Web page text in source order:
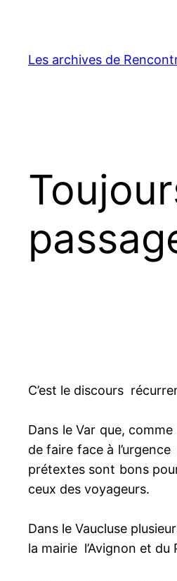
contenu
Les archives de
C’est le discours
Dans le Var que,
de faire face à
prétextes sont bons
ceux des voyageurs.
Dans le Vaucluse
la mairie l’Avignon et du